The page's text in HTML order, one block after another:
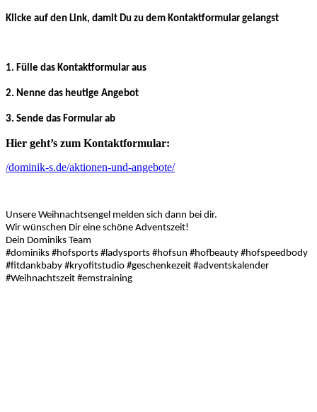
Klicke auf den Link, damit Du zu dem Kontaktformular gelangst
1. Fülle das Kontaktformular aus
2. Nenne das heutige Angebot
3. Sende das Formular ab
Hier geht’s zum Kontaktformular:
/dominik-s.de/aktionen-und-angebote/
Unsere Weihnachtsengel melden sich dann bei dir.
Wir wünschen Dir eine schöne Adventszeit!
Dein Dominiks Team
#dominiks #hofsports #ladysports #hofsun #hofbeauty #hofspeedbody
#fitdankbaby #kryofitstudio #geschenkezeit #adventskalender
#Weihnachtszeit #emstraining